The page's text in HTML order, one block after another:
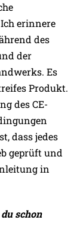
erinnere
des
der
Es
Produkt.
des CE-
dass jedes
geprüft und
in
schon